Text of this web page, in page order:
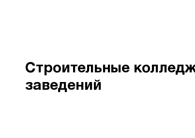
Строительные
заведений